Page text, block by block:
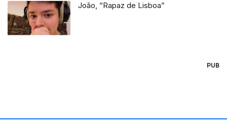
João, “Rapaz de Lisboa”
PUB